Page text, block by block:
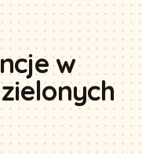
w